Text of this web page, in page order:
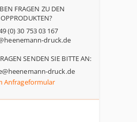
FRAGEN ZU DEN
(0) 30 753 03 167
druck.de
SENDEN SIE BITTE AN:
druck.de
Anfrageformular